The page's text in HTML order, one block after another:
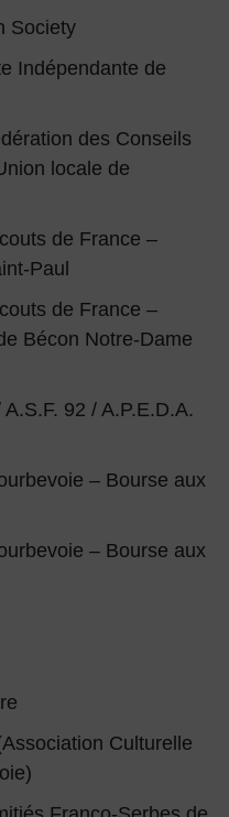
Society
Indépendante de
des Conseils
locale de
de France –
Paul
de France –
Bécon Notre-Dame
92 / A.P.E.D.A.
– Bourse aux
– Bourse aux
Culturelle